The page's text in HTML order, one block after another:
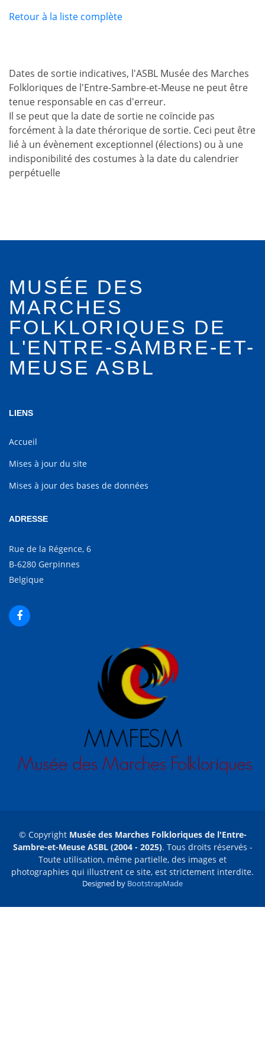
Retour à la liste complète
Dates de sortie indicatives, l'ASBL Musée des Marches
Folkloriques de l'Entre-Sambre-et-Meuse ne peut être
tenue responsable en cas d'erreur.
Il se peut que la date de sortie ne coïncide pas
forcément à la date thérorique de sortie. Ceci peut être
lié à un évènement exceptionnel (élections) ou à une
indisponibilité des costumes à la date du calendrier
perpétuelle
MUSÉE DES
MARCHES
FOLKLORIQUES DE
L'ENTRE-SAMBRE-ET-
MEUSE ASBL
LIENS
Accueil
Mises à jour du site
Mises à jour des bases de données
ADRESSE
Rue de la Régence, 6
B-6280 Gerpinnes
Belgique
© Copyright Musée des Marches Folkloriques de l'Entre-
Sambre-et-Meuse ASBL (2004 - 2025). Tous droits réservés -
Toute utilisation, même partielle, des images et
photographies qui illustrent ce site, est strictement interdite.
Designed by BootstrapMade